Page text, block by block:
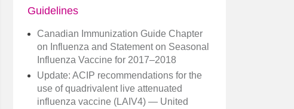
Guidelines
Canadian Immunization Guide Chapter
on Influenza and Statement on Seasonal
Influenza Vaccine for 2017–2018
Update: ACIP recommendations for the
use of quadrivalent live attenuated
influenza vaccine (LAIV4) — United